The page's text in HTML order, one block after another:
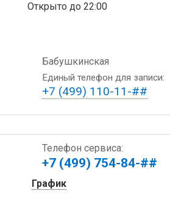
Открыто до 22:00
Бабушкинская
Единый телефон для записи:
+7 (499) 110-11-##
Телефон сервиса:
+7 (499) 754-84-##
График